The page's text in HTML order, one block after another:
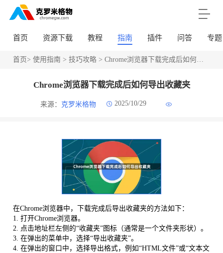
首页 资源下载 教程 指南 插件 问答 专题
首页> 使用指南 > 技巧攻略> Chrome浏览器下载完成后如何导出收藏夹
Chrome浏览器下载完成后如何导出收藏夹
来源： 克罗米格物 2025/10/29
在Chrome浏览器中，下载完成后导出收藏夹的方法如下：
1. 打开Chrome浏览器。
2. 点击地址栏左侧的“收藏夹”图标（通常是一个文件夹形状）。
3. 在弹出的菜单中，选择“导出收藏夹”。
4. 在弹出的窗口中，选择导出格式，例如“HTML文件”或“文本文